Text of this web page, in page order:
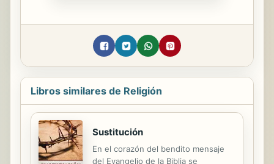
Libros similares de Religión
Sustitución
En el corazón del bendito mensaje
del Evangelio de la Biblia se